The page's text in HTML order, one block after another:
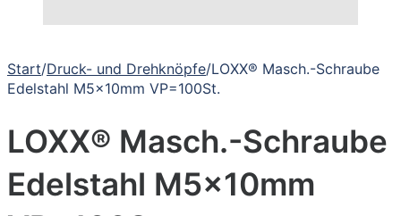
Start/Druck- und Drehknöpfe/LOXX® Masch.-Schraube
Edelstahl M5x10mm VP=100St.
LOXX® Masch.-Schraube
Edelstahl M5x10mm